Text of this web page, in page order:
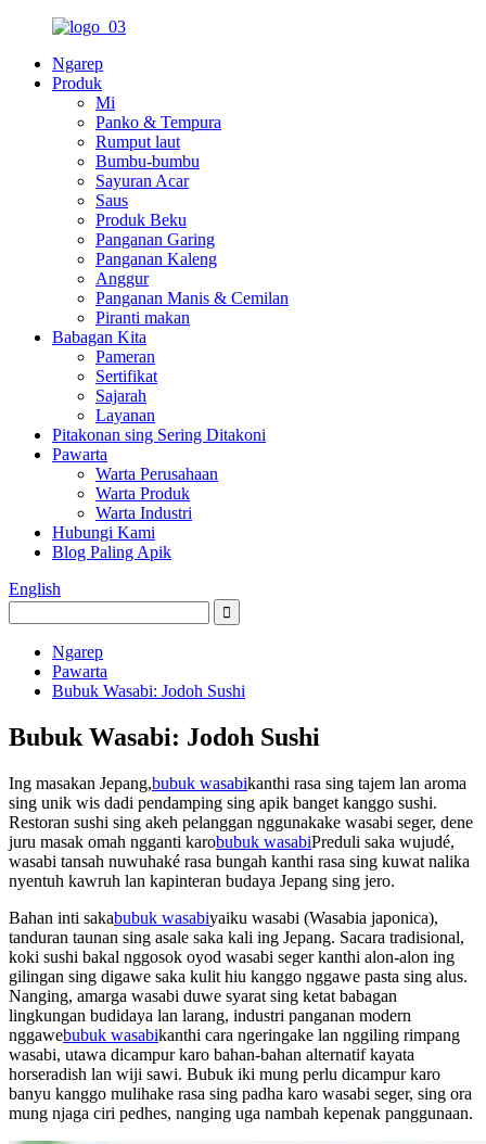
Ngarep
Produk
Mi
Panko & Tempura
Rumput laut
Bumbu-bumbu
Sayuran Acar
Saus
Produk Beku
Panganan Garing
Panganan Kaleng
Anggur
Panganan Manis & Cemilan
Piranti makan
Babagan Kita
Pameran
Sertifikat
Sajarah
Layanan
Pitakonan sing Sering Ditakoni
Pawarta
Warta Perusahaan
Warta Produk
Warta Industri
Hubungi Kami
Blog Paling Apik
English
Ngarep
Pawarta
Bubuk Wasabi: Jodoh Sushi
Bubuk Wasabi: Jodoh Sushi
Ing masakan Jepang,bubuk wasabikanthi rasa sing tajem lan aroma
sing unik wis dadi pendamping sing apik banget kanggo sushi.
Restoran sushi sing akeh pelanggan nggunakake wasabi seger, dene
juru masak omah ngganti karobubuk wasabiPreduli saka wujudé,
wasabi tansah nuwuhaké rasa bungah kanthi rasa sing kuwat nalika
nyentuh kawruh lan kapinteran budaya Jepang sing jero.
Bahan inti sakabubuk wasabiyaiku wasabi (Wasabia japonica),
tanduran taunan sing asale saka kali ing Jepang. Sacara tradisional,
koki sushi bakal nggosok oyod wasabi seger kanthi alon-alon ing
gilingan sing digawe saka kulit hiu kanggo nggawe pasta sing alus.
Nanging, amarga wasabi duwe syarat sing ketat babagan
lingkungan budidaya lan larang, industri panganan modern
nggawebubuk wasabikanthi cara ngeringake lan nggiling rimpang
wasabi, utawa dicampur karo bahan-bahan alternatif kayata
horseradish lan wiji sawi. Bubuk iki mung perlu dicampur karo
banyu kanggo mulihake rasa sing padha karo wasabi seger, sing ora
mung njaga ciri pedhes, nanging uga nambah kepenak panggunaan.